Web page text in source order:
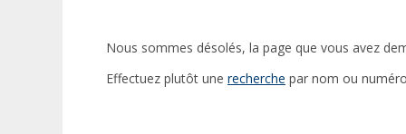
Nous sommes désolés, la page que vous avez
Effectuez plutôt une recherche par nom ou